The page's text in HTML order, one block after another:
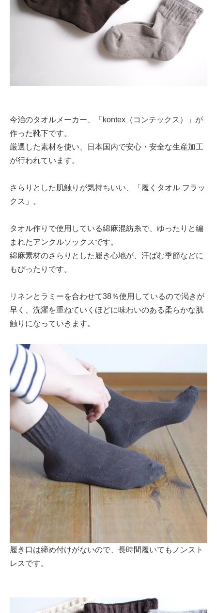
今治のタオルメーカー、「kontex（コンテックス）」が
作った靴下です。
厳選した素材を使い、日本国内で安心・安全な生産加工
が行われています。
さらりとした肌触りが気持ちいい、「履くタオル フラッ
クス」。
タオル作りで使用している綿麻混紡糸で、ゆったりと編
まれたアンクルソックスです。
綿麻素材のさらりとした履き心地が、汗ばむ季節などに
もぴったりです。
リネンとラミーを合わせて38％使用しているので渇きが
早く、洗濯を重ねていくほどに味わいのある柔らかな肌
触りになっていきます。
履き口は締め付けがないので、長時間履いてもノンスト
レスです。